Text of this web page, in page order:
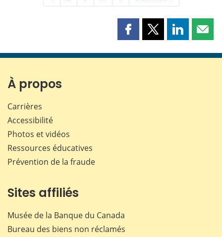
Partager
page
Partager
page
Partager
page page
À propos
Carrières
Accessibilité
Photos et vidéos
Ressources éducatives
Prévention de la fraude
Sites affiliés
Musée de la Banque du Canada
Bureau des biens non réclamés